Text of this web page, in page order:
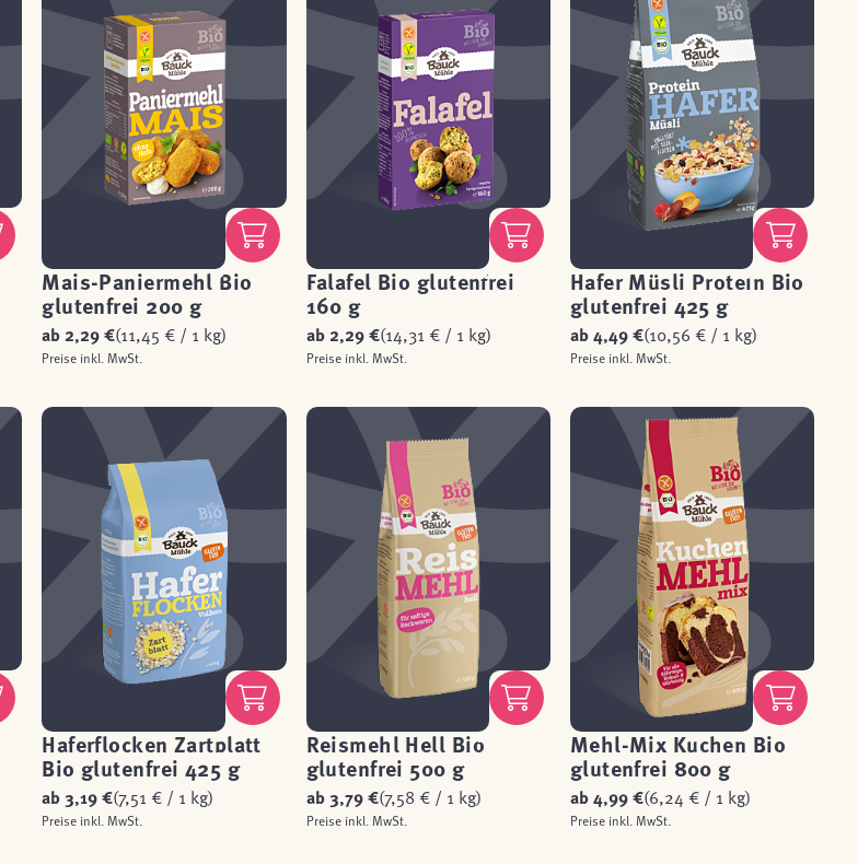
Mais-Paniermehl Bio
glutenfrei 200 g
ab 2,29 €(11,45 € / 1 kg)
Preise inkl. MwSt.
Falafel Bio glutenfrei
160 g
ab 2,29 €(14,31 € / 1 kg)
Preise inkl. MwSt.
Hafer Müsli Protein Bio
glutenfrei 425 g
ab4,49 €(10,56 € / 1 kg)
Preise inkl. MwSt.
Haferflocken Zartblatt
Bio glutenfrei 425 g
ab3,19 €(7,51 € / 1 kg)
Preise inkl. MwSt.
Reismehl Hell Bio
glutenfrei 500 g
ab3,79 €(7,58 € / 1 kg)
Preise inkl. MwSt.
Mehl-Mix Kuchen Bio
glutenfrei 800 g
ab4,99 €(6,24 € / 1 kg)
Preise inkl. MwSt.